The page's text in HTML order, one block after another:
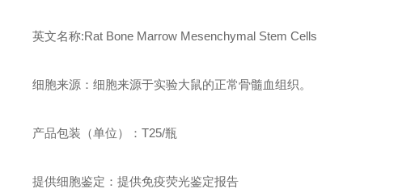
英文名称:Rat Bone Marrow Mesenchymal Stem Cells
细胞来源：细胞来源于实验大鼠的正常骨髓血组织。
产品包装（单位）：T25/瓶
提供细胞鉴定：提供免疫荧光鉴定报告